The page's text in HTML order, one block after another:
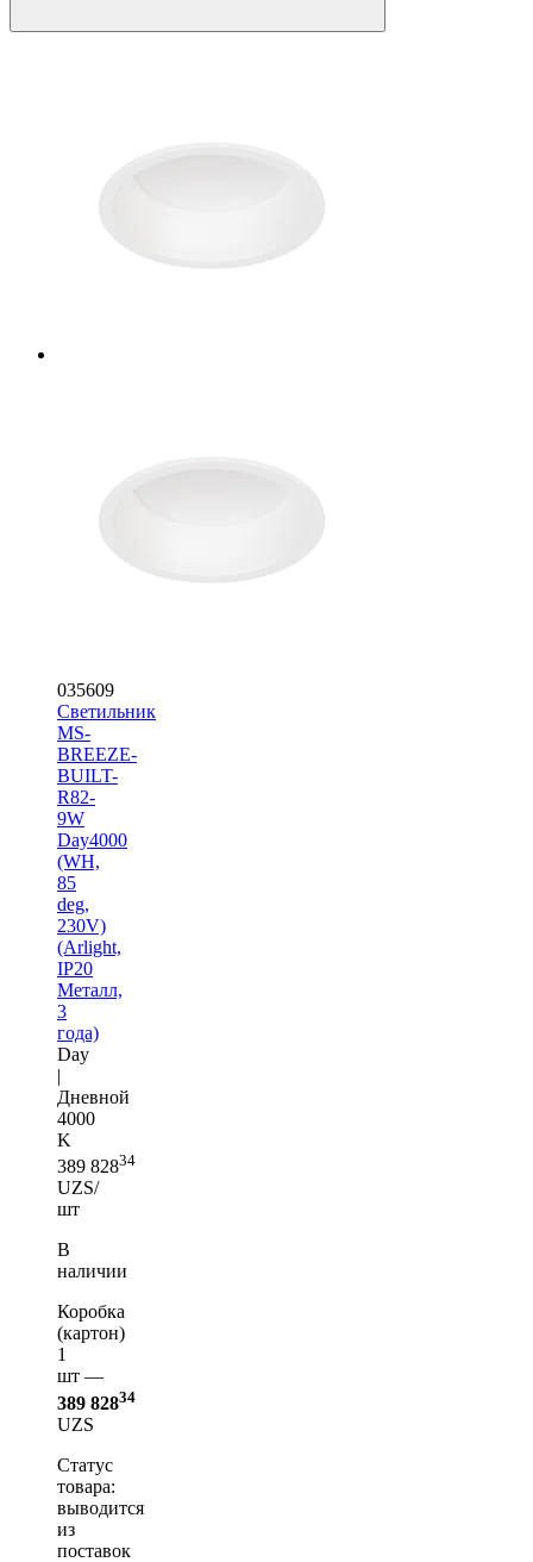
035609
Светильник
MS-
BREEZE-
BUILT-
R82-
9W
Day4000
(WH,
85
deg,
230V)
(Arlight,
IP20
Металл,
3
года)
Day
|
Дневной
4000
K
389 82834
UZS/
шт
В
наличии
Коробка
(картон)
1
шт —
389 82834
UZS
Статус
товара:
выводится
из
поставок